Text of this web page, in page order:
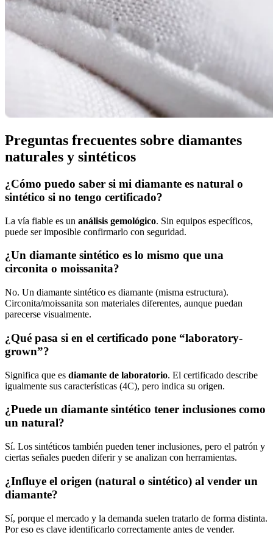
Preguntas frecuentes sobre diamantes
naturales y sintéticos
¿Cómo puedo saber si mi diamante es natural o
sintético si no tengo certificado?
La vía fiable es un análisis gemológico. Sin equipos específicos,
puede ser imposible confirmarlo con seguridad.
¿Un diamante sintético es lo mismo que una
circonita o moissanita?
No. Un diamante sintético es diamante (misma estructura).
Circonita/moissanita son materiales diferentes, aunque puedan
parecerse visualmente.
¿Qué pasa si en el certificado pone “laboratory-
grown”?
Significa que es diamante de laboratorio. El certificado describe
igualmente sus características (4C), pero indica su origen.
¿Puede un diamante sintético tener inclusiones como
un natural?
Sí. Los sintéticos también pueden tener inclusiones, pero el patrón y
ciertas señales pueden diferir y se analizan con herramientas.
¿Influye el origen (natural o sintético) al vender un
diamante?
Sí, porque el mercado y la demanda suelen tratarlo de forma distinta.
Por eso es clave identificarlo correctamente antes de vender.